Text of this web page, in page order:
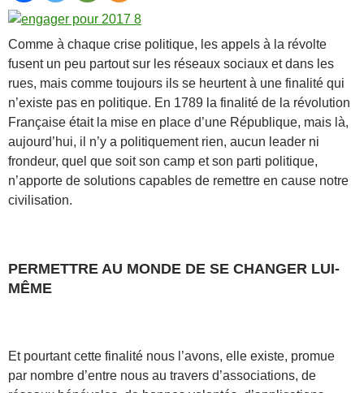
Comme à chaque crise politique, les appels à la révolte
fusent un peu partout sur les réseaux sociaux et dans les
rues, mais comme toujours ils se heurtent à une finalité qui
n’existe pas en politique. En 1789 la finalité de la révolution
Française était la mise en place d’une République, mais là,
aujourd’hui, il n’y a politiquement rien, aucun leader ni
frondeur, quel que soit son camp et son parti politique,
n’apporte de solutions capables de remettre en cause notre
civilisation.
PERMETTRE AU MONDE DE SE CHANGER LUI-
MÊME
Et pourtant cette finalité nous l’avons, elle existe, promue
par nombre d’entre nous au travers d’associations, de